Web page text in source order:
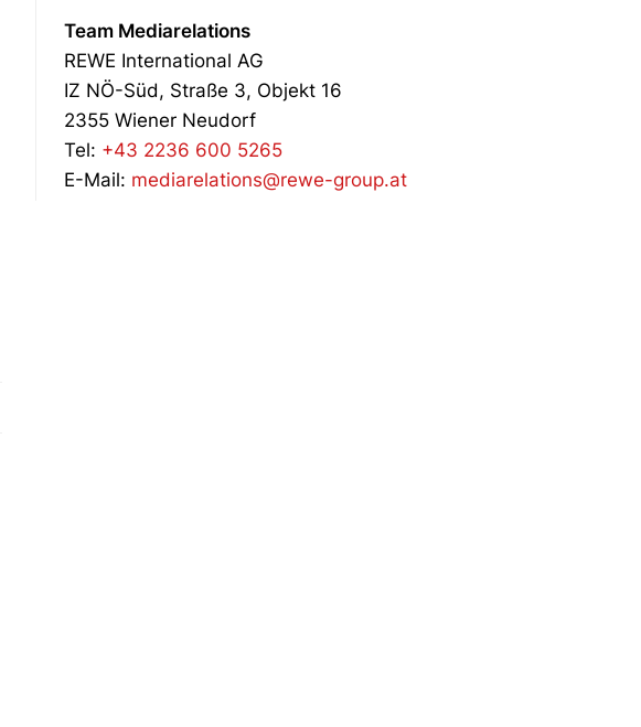
Team Mediarelations
REWE International AG
IZ NÖ-Süd, Straße 3, Objekt 16
2355 Wiener Neudorf
Tel: +43 2236 600 5265
E-Mail: mediarelations@rewe-group.at